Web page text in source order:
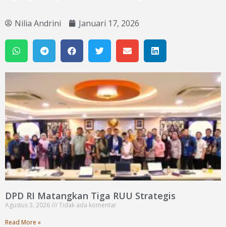
Nilia Andrini Januari 17, 2026
DPD RI Matangkan Tiga RUU Strategis
Agustus 3, 2026
Tidak ada komentar
Read More »